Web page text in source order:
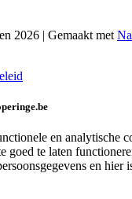
2026 | Gemaakt met
en analytische
goed te laten
en hier